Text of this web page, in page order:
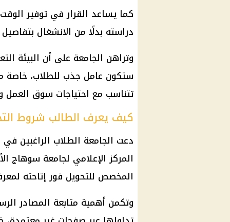
كما يساعد القرارفي توفير
دراسته بدلًا من الانشغال
وتراهن الجامعة على أن البيئة
ستكون عامل جذب للطلاب، خاصة
تتناسب مع احتياجات سوق العمل
كيف يعرف الطالب شروط
دعت الجامعة الطلاب الراغبين
المركز الإعلامي لجامعة سوهاج
المخصص للتحويل فور إتاحته
وتكمن أهمية متابعة المصادر